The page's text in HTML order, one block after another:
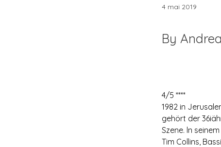
4 mai 2019
By
4/5 ****
1982 in
gehört der
Szene. ln
Tim Collins,